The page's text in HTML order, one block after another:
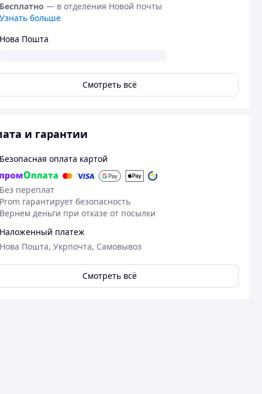
Бесплатно — в отделения Новой почты
Узнать больше
Нова Пошта
Смотреть всё
и гарантии
Безопасная оплата картой
Без переплат
Prom гарантирует безопасность
Вернем деньги при отказе от посылки
Наложенный платеж
Нова Пошта, Укрпочта, Самовывоз
Смотреть всё